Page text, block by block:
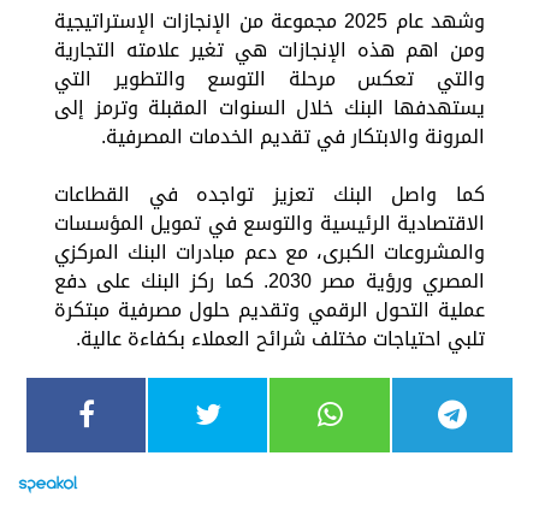
وشهد عام 2025 مجموعة من الإنجازات الإستراتيجية
ومن اهم هذه الإنجازات هي تغير علامته التجارية
والتي تعكس مرحلة التوسع والتطوير التي
يستهدفها البنك خلال السنوات المقبلة وترمز إلى
المرونة والابتكار في تقديم الخدمات المصرفية.
كما واصل البنك تعزيز تواجده في القطاعات
الاقتصادية الرئيسية والتوسع في تمويل المؤسسات
والمشروعات الكبرى، مع دعم مبادرات البنك المركزي
المصري ورؤية مصر 2030. كما ركز البنك على دفع
عملية التحول الرقمي وتقديم حلول مصرفية مبتكرة
تلبي احتياجات مختلف شرائح العملاء بكفاءة عالية.